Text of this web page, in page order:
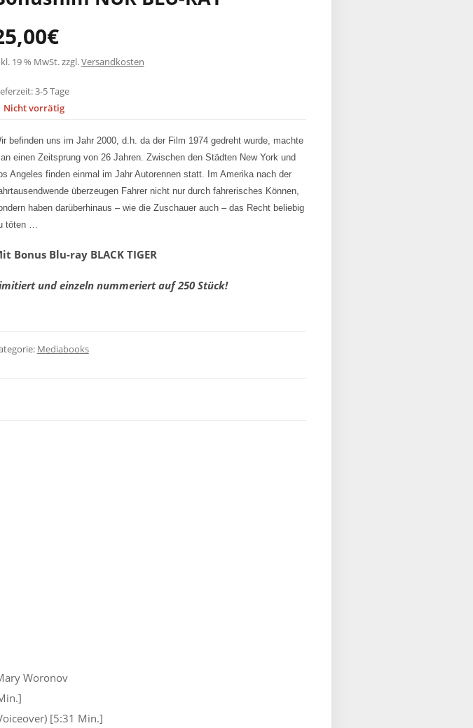
€
19 % MwSt.zzgl.Versandkosten
befinden uns im Jahr 2000, d.h. da der Film 1974 gedreht wurde, machte
einen Zeitsprung von 26 Jahren. Zwischen den Städten New York und
Angeles finden einmal im Jahr Autorennen statt. Im Amerika nach der
überzeugen Fahrer nicht nur durch fahrerisches Können,
haben darüberhinaus – wie die Zuschauer auch – das Recht beliebig
töten …
Bonus Blu-ray BLACK TIGER
und einzeln nummeriert auf 250 Stück!
3-5 Tage
Nicht vorrätig
Mediabooks
Woronov
[5:31 Min.]